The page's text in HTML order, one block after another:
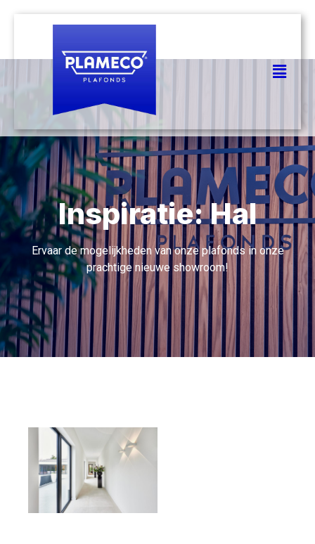
Inspiratie: Hal
Ervaar de mogelijkheden van onze plafonds in onze
prachtige nieuwe showroom!